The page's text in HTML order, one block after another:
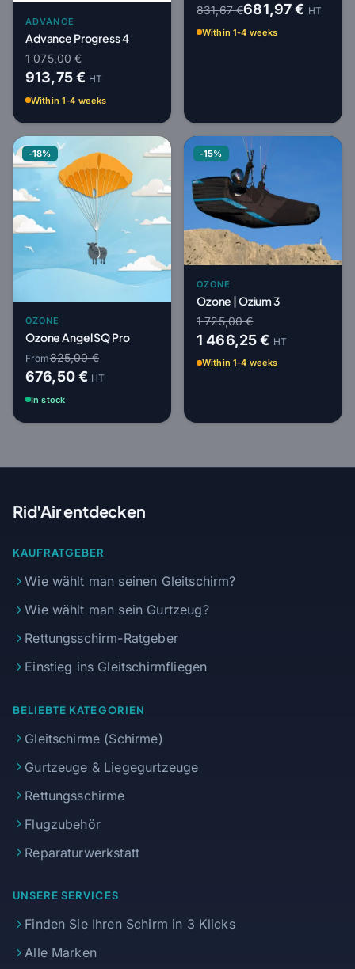
ADVANCE
Advance Progress 4
1 075,00 €
913,75 € HT
Within 1-4 weeks
831,67 €681,97 € HT
Within 1-4 weeks
-18%
OZONE
Ozone Angel SQ Pro
From825,00 €
676,50 € HT
In stock
-15%
OZONE
Ozone | Ozium 3
1 725,00 €
1 466,25 € HT
Within 1-4 weeks
Rid'Air entdecken
KAUFRATGEBER
Wie wählt man seinen Gleitschirm?
Wie wählt man sein Gurtzeug?
Rettungsschirm-Ratgeber
Einstieg ins Gleitschirmfliegen
BELIEBTE KATEGORIEN
Gleitschirme (Schirme)
Gurtzeuge & Liegegurtzeuge
Rettungsschirme
Flugzubehör
Reparaturwerkstatt
UNSERE SERVICES
Finden Sie Ihren Schirm in 3 Klicks
Alle Marken